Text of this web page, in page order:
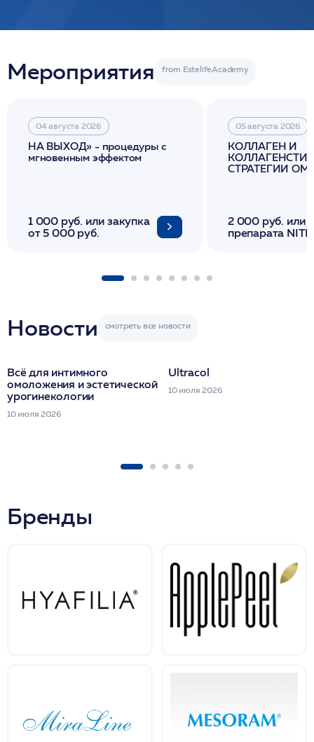
Мероприятия
04 августа 2026
НА ВЫХОД» - процедуры с
мгновенным эффектом
1 000 руб. или закупка
от 5 000 руб.
05 августа 2026
КОЛЛАГЕН И
СТРАТЕГИИ
2 000 руб. или
препарата
Новости
Всё для интимного
омоложения и эстетической
урогинекологии
10 июля 2026
Ultracol
10 июля 2026
Бренды